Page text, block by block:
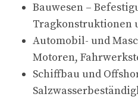
Bauwesen –
Tragkonstruktionen
Automobil- und
Motoren,
Schiffbau und